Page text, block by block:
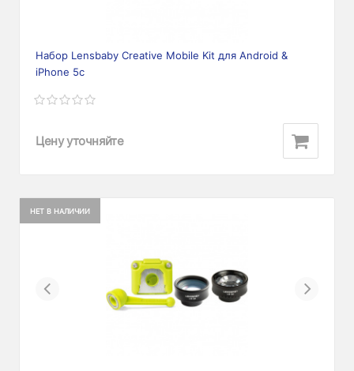
Набор Lensbaby Creative Mobile Kit для Android &
iPhone 5c
Цену уточняйте
НЕТ В НАЛИЧИИ
Previous Next